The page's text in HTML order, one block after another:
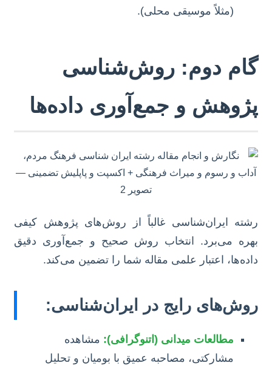
(مثلاً موسیقی محلی).
گام دوم: روش‌شناسی
پژوهش و جمع‌آوری داده‌ها
رشته ایران‌شناسی غالباً از روش‌های پژوهش کیفی
بهره می‌برد. انتخاب روش صحیح و جمع‌آوری دقیق
داده‌ها، اعتبار علمی مقاله شما را تضمین می‌کند.
روش‌های رایج در ایران‌شناسی:
مطالعات میدانی (اتنوگرافی): مشاهده
مشارکتی، مصاحبه عمیق با بومیان و تحلیل